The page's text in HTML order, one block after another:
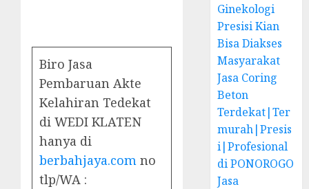
Biro Jasa
Pembaruan Akte
Kelahiran Tedekat
di WEDI KLATEN
hanya di
berbahjaya.com no
tlp/WA :
Ginekologi
Presisi Kian
Bisa Diakses
Masyarakat
Jasa Coring
Beton
Terdekat|Ter
murah|Presis
i|Profesional
di PONOROGO
Jasa